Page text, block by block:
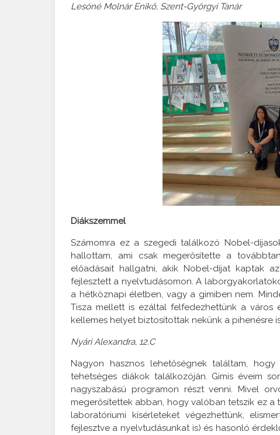
Lesóné Molnár Enikő, Szent-Györgyi Tanár
Diákszemmel
Számomra ez a szegedi találkozó Nobel-
hallottam, ami csak megerősítette a
előadásait hallgatni, akik Nobel-díjat kaptak
fejlesztett a nyelvtudásomon. A
a hétköznapi életben, vagy a gimiben nem.
Tisza mellett is ezáltal felfedezhettünk a
kellemes helyet biztosítottak nekünk a pihenésre
Nyári Alexandra, 12.C
Nagyon hasznos lehetőségnek találtam,
tehetséges diákok találkozóján. Gimis éveim
nagyszabású programon részt venni. Mivel
megerősítettek abban, hogy valóban tetszik ez
laboratóriumi kísérleteket végezhettünk,
fejlesztve a nyelvtudásunkat is) és hasonló